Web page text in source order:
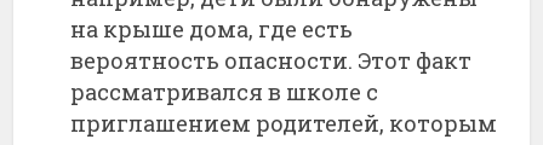
на крыше дома, где есть
вероятность опасности. Этот факт
рассматривался в школе с
приглашением родителей, которым